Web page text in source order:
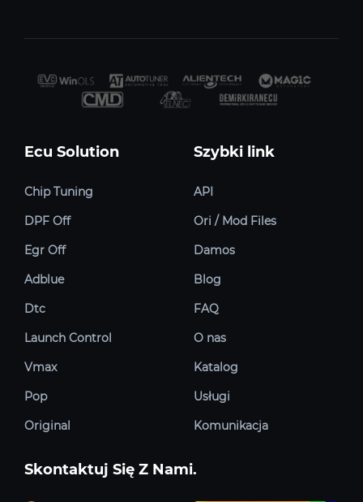
Ecu Solution
Chip Tuning
DPF Off
Egr Off
Adblue
Dtc
Launch Control
Vmax
Pop
Original
Szybki link
API
Ori / Mod Files
Damos
Blog
FAQ
O nas
Katalog
Usługi
Komunikacja
Skontaktuj Się Z Nami.